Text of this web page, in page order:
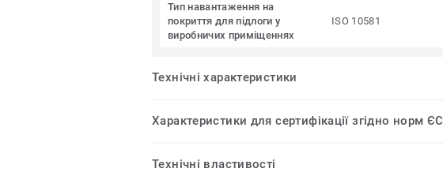
Тип навантаження на
покриття для підлоги у
виробничих приміщеннях
ISO 10581
Технічні характеристики
Характеристики для сертифікації згідно норм ЄС
Технічні властивості